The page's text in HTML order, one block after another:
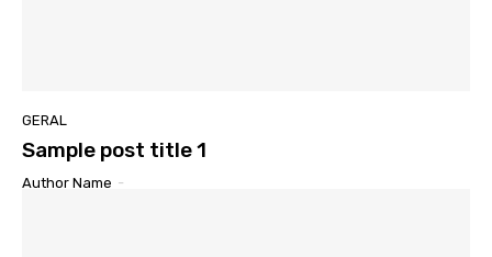
GERAL
Sample post title 1
Author Name -